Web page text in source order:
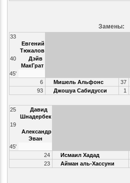
Замены:
33
Евгений
Тюкалов
40
Дэйв
МакГрат
45'
6
Мишель Альфонс 37
93
Джошуа Сабидусси 1
25
Давид
Шнадербек
19
Александр
Эван
45'
24
Исмаил Хадад
23
Айман аль-Хассуни